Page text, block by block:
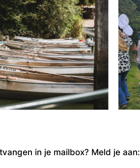
in je mailbox? Meld je aan: